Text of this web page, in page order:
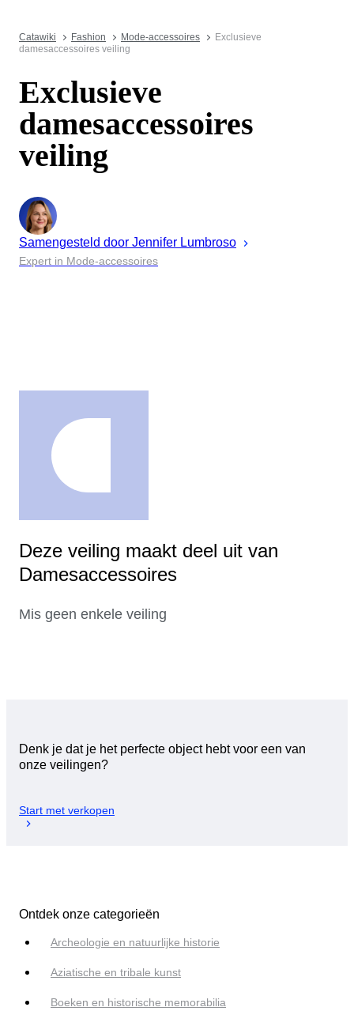
Catawiki Fashion Mode-accessoires
Exclusieve
damesaccessoires veiling
Exclusieve
damesaccessoires
veiling
Samengesteld door Jennifer Lumbroso
Expert in Mode-accessoires
Deze veiling maakt deel uit van
Damesaccessoires
Mis geen enkele veiling
Denk je dat je het perfecte object hebt voor een van
onze veilingen?
Start met verkopen
Ontdek onze categorieën
Archeologie en natuurlijke historie
Aziatische en tribale kunst
Boeken en historische memorabilia